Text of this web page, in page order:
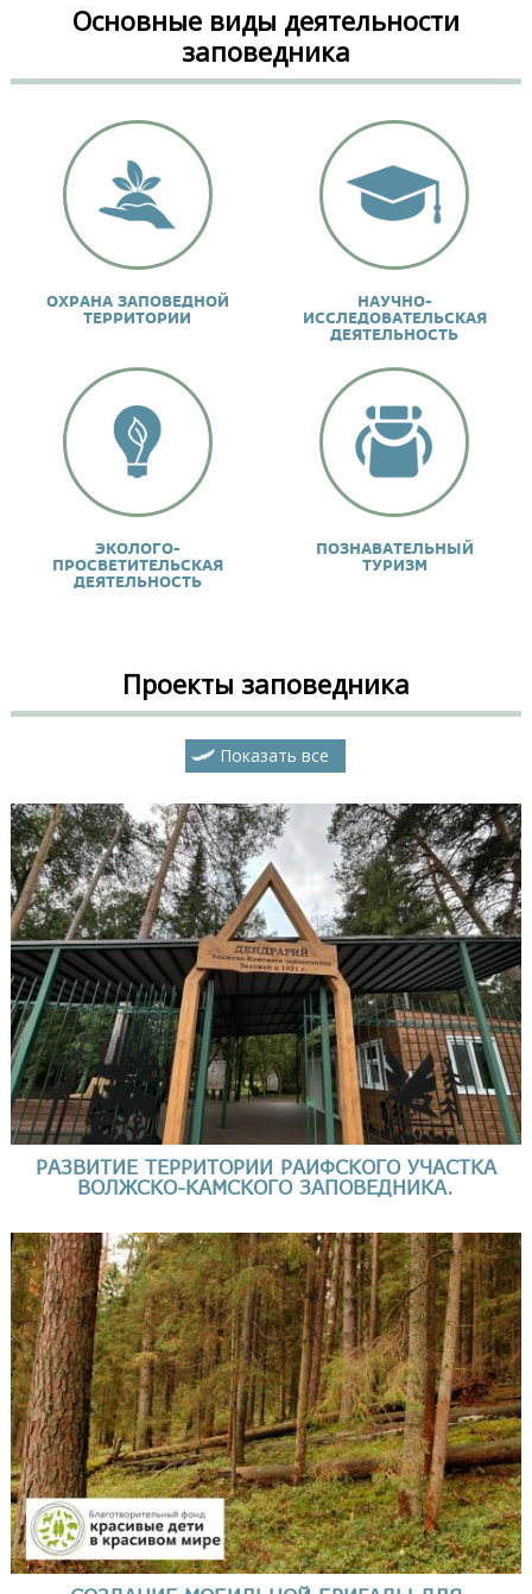
Основные виды деятельности
заповедника
ОХРАНА ЗАПОВЕДНОЙ
ТЕРРИТОРИИ
НАУЧНО-
ИССЛЕДОВАТЕЛЬСКАЯ
ДЕЯТЕЛЬНОСТЬ
ЭКОЛОГО-
ПРОСВЕТИТЕЛЬСКАЯ
ДЕЯТЕЛЬНОСТЬ
ПОЗНАВАТЕЛЬНЫЙ
ТУРИЗМ
Проекты заповедника
Показать все
РАЗВИТИЕ ТЕРРИТОРИИ РАИФСКОГО УЧАСТКА
ВОЛЖСКО-КАМСКОГО ЗАПОВЕДНИКА.